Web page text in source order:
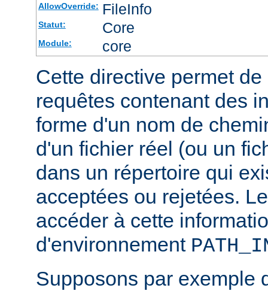
AllowOverride: FileInfo
Statut: Core
Module: core
Cette directive permet
requêtes contenant des
forme d'un nom de
d'un fichier réel (ou un
dans un répertoire qui
acceptées ou rejetées.
accéder à cette
d'environnement
Supposons par exemple